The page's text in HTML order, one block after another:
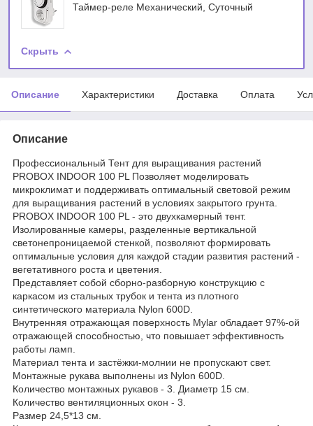
Таймер-реле Механический, Суточный
Скрыть
Описание Характеристики Доставка Оплата
Описание
Профессиональный Тент для выращивания растений
PROBOX INDOOR 100 PL Позволяет моделировать
микроклимат и поддерживать оптимальный световой режим
для выращивания растений в условиях закрытого грунта.
PROBOX INDOOR 100 PL - это двухкамерный тент.
Изолированные камеры, разделенные вертикальной
светонепроницаемой стенкой, позволяют формировать
оптимальные условия для каждой стадии развития растений -
вегетативного роста и цветения.
Представляет собой сборно-разборную конструкцию с
каркасом из стальных трубок и тента из плотного
синтетического материала Nylon 600D.
Внутренняя отражающая поверхность Mylar обладает 97%-ой
отражающей способностью, что повышает эффективность
работы ламп.
Материал тента и застёжки-молнии не пропускают свет.
Монтажные рукава выполнены из Nylon 600D.
Количество монтажных рукавов - 3. Диаметр 15 см.
Количество вентиляционных окон - 3.
Размер 24,5*13 см.